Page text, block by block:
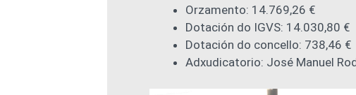
Orzamento: 14.769,26 €
Dotación do IGVS: 14.030,80 €
Dotación do concello: 738,46 €
Adxudicatorio: José Manuel